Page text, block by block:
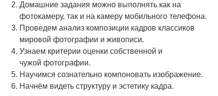
Домашние задания можно выполнять как на
фотокамеру, так и на камеру мобильного телефона.
Проведем анализ композиции кадров классиков
мировой фотографии и живописи.
Узнаем критерии оценки собственной и
чужой фотографии.
Научимся сознательно компоновать изображение.
Начнём видеть структуру и эстетику кадра.